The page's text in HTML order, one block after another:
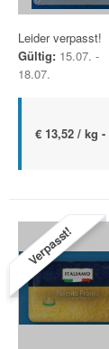
Leider verpasst!
Gültig: 15.07. -
18.07.
€ 13,52 / kg -
Verpasst!